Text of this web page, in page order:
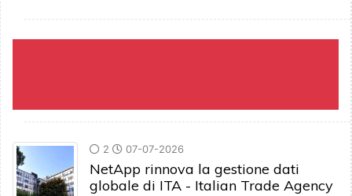
2 07-07-2026
NetApp rinnova la gestione dati
globale di ITA - Italian Trade Agency